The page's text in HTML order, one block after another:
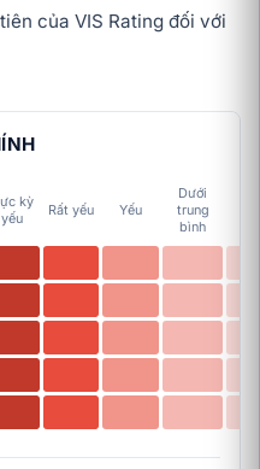
của VIS Rating đối với
kỳ
yếu
Rất yếu Yếu
Dưới
trung
bình